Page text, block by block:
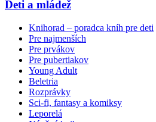
Deti a mládež
Knihorad – poradca kníh pre deti
Pre najmenších
Pre prvákov
Pre pubertiakov
Young Adult
Beletria
Rozprávky
Sci-fi, fantasy a komiksy
Leporelá